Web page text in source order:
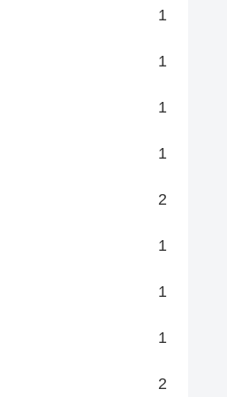
1
1
1
1
2
1
1
1
2